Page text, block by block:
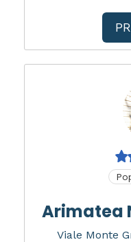
Arimatea
Viale Monte